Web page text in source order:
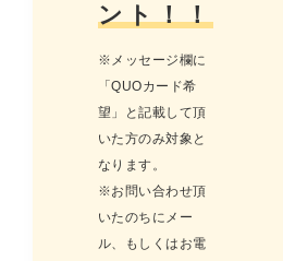
ント！！
※メッセージ欄に
「QUOカード希
望」と記載して頂
いた方のみ対象と
なります。
※お問い合わせ頂
いたのちにメー
ル、もしくはお電